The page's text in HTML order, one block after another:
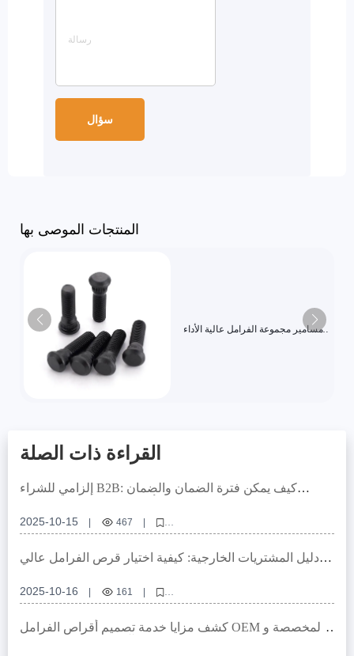
المنتجات الموصى بها
مسامير مجموعة الفرامل عالية الأداء
القراءة ذات الصلة
إلزامي للشراء B2B: كيف يمكن فترة الضمان والضمان
التوريدية؟
2025-10-15 467
فترة الضمان للقرصات الفرامل، ضمان الكيلومترات للقرصات الفرامل، دليل
اختيار قرصات الفرامل للسيارات الشخصية، شراء قرصات الفرامل B2B،
معالجة Предотвращ الصدأ للقرصات الفرامل
دليل المشتريات الخارجية: كيفية اختيار قرص الفرامل عالي
التسليم
2025-10-16 161
قرص الفرامل للسيارات، قرص فرملة عالي الكفاءة، تقنيات مقاومة الصدأ،
ضمان قرص الفرامل، كفاءة سلسلة التوريد
كشف مزايا خدمة تصميم أقراص الفرامل OEM المخصصة و